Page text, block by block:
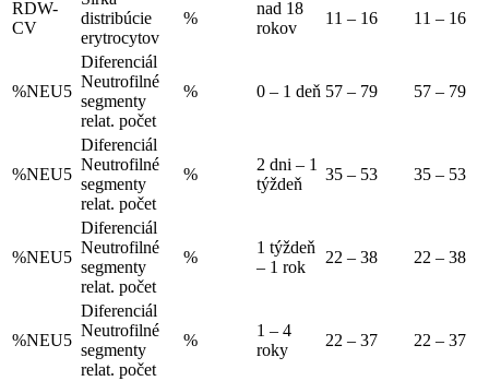
RDW-
CV
distribúcie
erytrocytov
%
nad 18
rokov
11 – 16 11 – 16
%NEU5
Diferenciál
Neutrofilné
segmenty
relat. počet
% 0 – 1 deň 57 – 79 57 – 79
%NEU5
Diferenciál
Neutrofilné
segmenty
relat. počet
%
2 dni – 1
týždeň
35 – 53 35 – 53
%NEU5
Diferenciál
Neutrofilné
segmenty
relat. počet
%
1 týždeň
– 1 rok
22 – 38 22 – 38
%NEU5
Diferenciál
Neutrofilné
segmenty
relat. počet
%
1 – 4
roky
22 – 37 22 – 37